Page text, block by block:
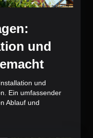
und
und
Ein umfassender
Ablauf und